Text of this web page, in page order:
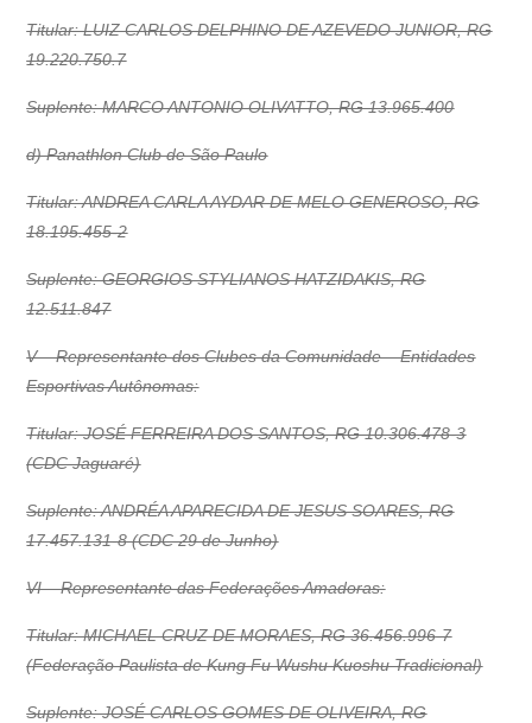
Titular: LUIZ CARLOS DELPHINO DE AZEVEDO JUNIOR, RG
19.220.750.7
Suplente: MARCO ANTONIO OLIVATTO, RG 13.965.400
d) Panathlon Club de São Paulo
Titular: ANDREA CARLA AYDAR DE MELO GENEROSO, RG
18.195.455-2
Suplente: GEORGIOS STYLIANOS HATZIDAKIS, RG
12.511.847
V – Representante dos Clubes da Comunidade – Entidades
Esportivas Autônomas:
Titular: JOSÉ FERREIRA DOS SANTOS, RG 10.306.478-3
(CDC Jaguaré)
Suplente: ANDRÉA APARECIDA DE JESUS SOARES, RG
17.457.131-8 (CDC 29 de Junho)
VI – Representante das Federações Amadoras:
Titular: MICHAEL CRUZ DE MORAES, RG 36.456.996-7
(Federação Paulista de Kung Fu Wushu Kuoshu Tradicional)
Suplente: JOSÉ CARLOS GOMES DE OLIVEIRA, RG